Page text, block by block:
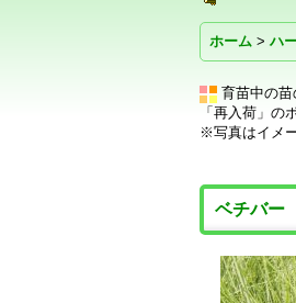
ホーム > ハ
育苗中の苗
「再入荷」の
※写真はイメ
ベチバー